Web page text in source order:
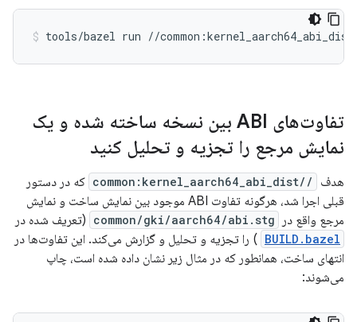
tools/bazel run //common:kernel_aarch64_abi_dist
تفاوت‌های ABI بین نسخه ساخته شده و یک
نمایش مرجع را تجزیه و تحلیل کنید
هدف //common:kernel_aarch64_abi_dist
که در دستور
قبلی اجرا شد، هرگونه تفاوت ABI موجود بین نمایش ساخت و نمایش
مرجع واقع در
common/gki/aarch64/abi.stg (تعریف شده در
BUILD.bazel ) را تجزیه و تحلیل و گزارش می‌کند. این تفاوت‌ها در
انتهای ساخت، همانطور که در مثال زیر نشان داده شده است، چاپ
می‌شوند: